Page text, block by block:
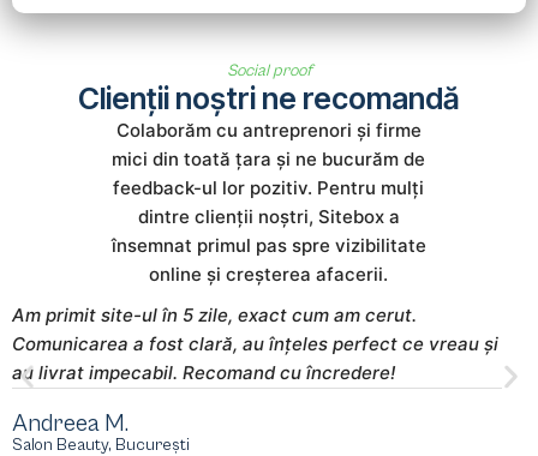
Social proof
Clienții noștri ne recomandă
Colaborăm cu antreprenori și firme
mici din toată țara și ne bucurăm de
feedback-ul lor pozitiv. Pentru mulți
dintre clienții noștri, Sitebox a
însemnat primul pas spre vizibilitate
online și creșterea afacerii.
Am primit site-ul în 5 zile, exact cum am cerut.
Comunicarea a fost clară, au înțeles perfect ce vreau și
au livrat impecabil. Recomand cu încredere!
Andreea M.
Salon Beauty, București